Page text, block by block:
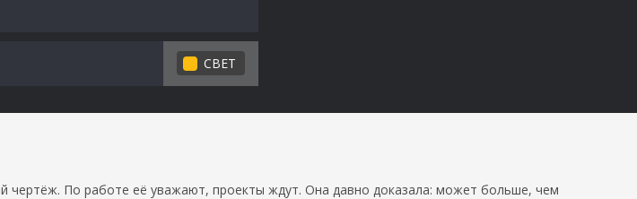
СВЕТ
По работе её уважают, проекты ждут. Она давно доказала: может больше, чем